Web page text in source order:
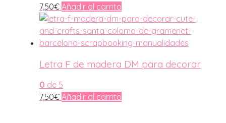
7,50€ Añadir al carrito
Letra F de madera DM para decorar
0 de 5
7,50€ Añadir al carrito